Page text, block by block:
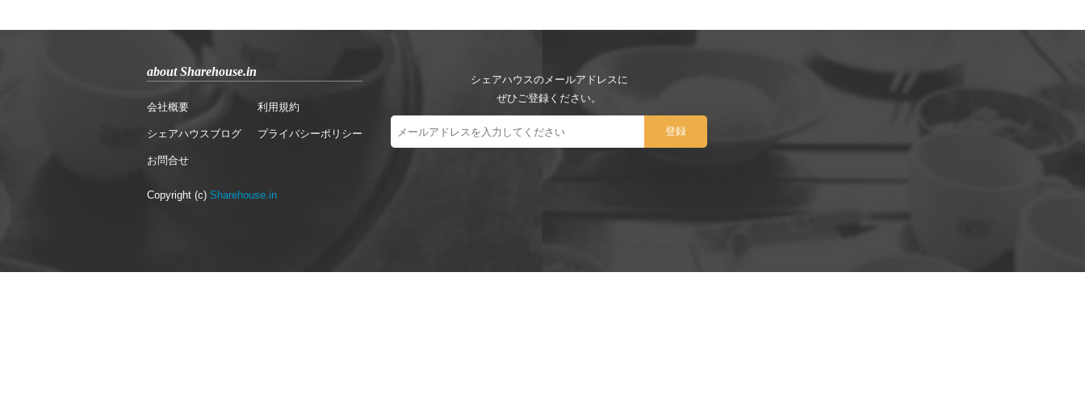
about Sharehouse.in
会社概要
シェアハウスブログ
お問合せ
利用規約
プライバシーポリシー
シェアハウスのメールアドレスに
ぜひご登録ください。
Copyright (c) Sharehouse.in